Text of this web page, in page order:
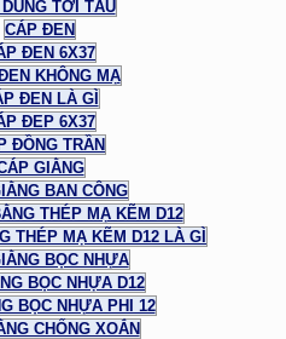
TỜI TÀU
CÁP ĐEN
ĐEN 6X37
KHÔNG MẠ
ĐEN LÀ GÌ
ĐEP 6X37
ĐỒNG TRẦN
GIẰNG
BAN CÔNG
THÉP MẠ KẼM D12
THÉP MẠ KẼM D12 LÀ GÌ
BỌC NHỰA
BỌC NHỰA D12
BỌC NHỰA PHI 12
CHỐNG XOẮN